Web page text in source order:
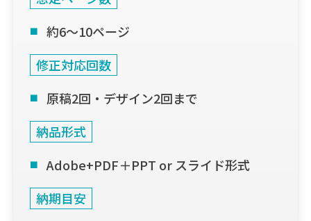
約6〜10ページ
修正対応回数
原稿2回・デザイン2回まで
納品形式
Adobe+PDF＋PPT or スライド形式
納期目安